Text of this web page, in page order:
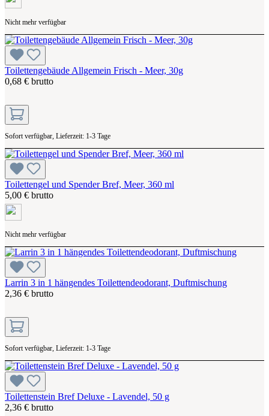
Nicht mehr verfügbar
Toilettengebäude Allgemein Frisch - Meer, 30g
0,68 € brutto
Sofort verfügbar, Lieferzeit: 1-3 Tage
Toilettengel und Spender Bref, Meer, 360 ml
5,00 € brutto
Nicht mehr verfügbar
Larrin 3 in 1 hängendes Toilettendeodorant, Duftmischung
2,36 € brutto
Sofort verfügbar, Lieferzeit: 1-3 Tage
Toilettenstein Bref Deluxe - Lavendel, 50 g
2,36 € brutto